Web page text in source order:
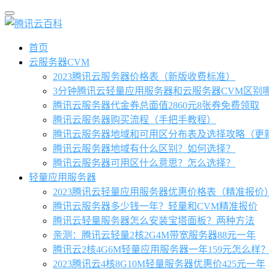
首页
云服务器CVM
2023腾讯云服务器价格表（新版收费标准）
3分钟腾讯云轻量应用服务器和云服务器CVM区别
腾讯云服务器代金券总面值2860元8张券免费领取
腾讯云服务器购买流程（手把手教程）
腾讯云服务器地域和可用区分布表及选择攻略（更
腾讯云服务器地域有什么区别？如何选择？
腾讯云服务器可用区什么意思？怎么选择？
轻量应用服务器
2023腾讯云轻量应用服务器优惠价格表（精准报价）
腾讯云服务器多少钱一年？轻量和CVM精准报价
腾讯云轻量服务器怎么安装宝塔面板？两种方法
亲测：腾讯云轻量2核2G4M带宽服务器88元一年
腾讯云2核4G6M轻量应用服务器一年159元怎么样？
2023腾讯云4核8G10M轻量服务器优惠价425元一年